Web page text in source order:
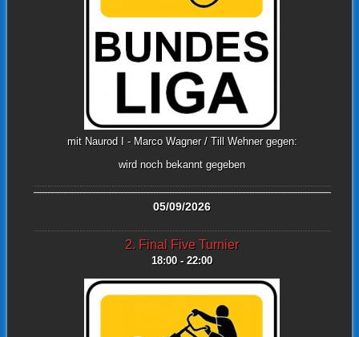
mit Naurod I - Marco Wagner / Till Wehner gegen:
wird noch bekannt gegeben
05/09/2026
2. Final Five Turnier
18:00 - 22:00